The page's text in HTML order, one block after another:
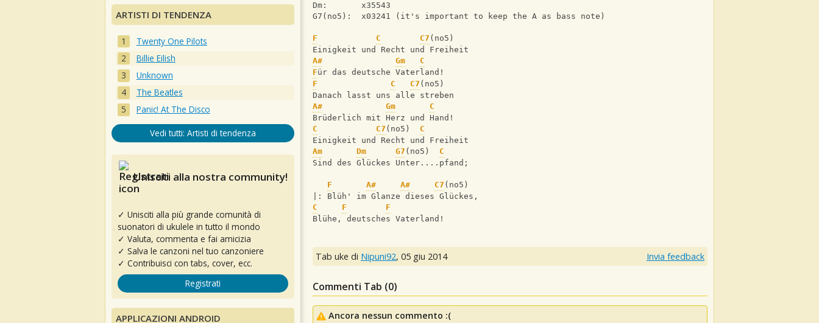
Dm:       x35543
G7(no5):  x03241 (it's important to keep the A as bass note)
F C C7 (no5)
Einigkeit und Recht und Freiheit
A#
Gm
C
Für das deutsche Vaterland!
F
C C7 (no5)
Danach lasst uns alle streben
A#
Gm
C
Brüderlich mit Herz und Hand!
C
C7 (no5) C
Einigkeit und Recht und Freiheit
Am
Dm G7 (no5) C
Sind des Glückes Unter....pfand;
F A# A# C7 (no5)
|: Blüh' im Glanze dieses Glückes,
C
F
F
Blühe, deutsches Vaterland!
Tab uke di Nipuni92, 05 giu 2014 Invia feedback
Commenti Tab (0)
Ancora nessun commento :(
ARTISTI DI TENDENZA
Twenty One Pilots
Billie Eilish
Unknown
The Beatles
Panic! At The Disco
Vedi tutti: Artisti di tendenza
Unisciti alla nostra community!
✓ Unisciti alla più grande comunità di
suonatori di ukulele in tutto il mondo
✓ Valuta, commenta e fai amicizia
✓ Salva le canzoni nel tuo canzoniere
✓ Contribuisci con tabs, cover, ecc.
Registrati
APPLICAZIONI ANDROID